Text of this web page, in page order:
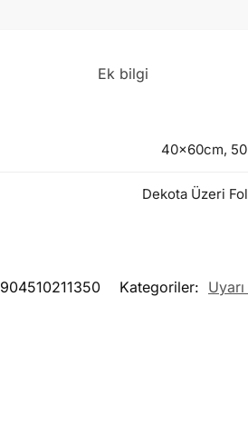
Ek bilgi
40x60cm,
Dekota Üzeri
904510211350 Kategoriler: